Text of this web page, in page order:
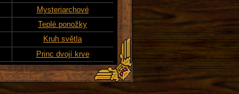
Mysteriarchové
Teplé ponožky
Kruh světla
Princ dvojí krve